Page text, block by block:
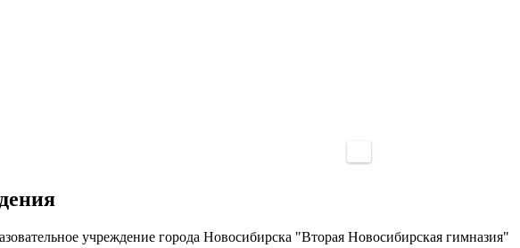
учреждение города Новосибирска "Вторая Новосибирская гимназия"